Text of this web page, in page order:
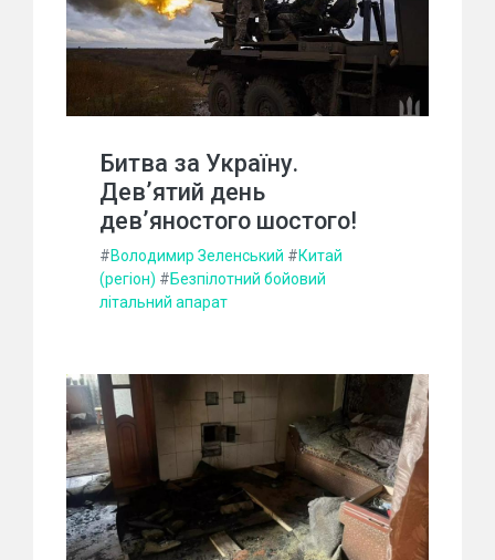
Битва за Україну.
Дев’ятий день
дев’яностого шостого!
#Володимир Зеленський #Китай
(регіон) #Безпілотний бойовий
літальний апарат